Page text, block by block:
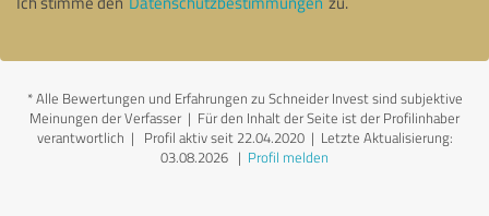
*Alle Bewertungen und Erfahrungen zu Schneider Invest sind subjektive
Meinungen der Verfasser | Für den Inhalt der Seite ist der Profilinhaber
verantwortlich | Profil aktiv seit 22.04.2020 | Letzte Aktualisierung:
03.08.2026 | Profil melden